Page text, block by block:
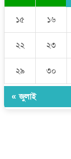
১৫ ১৬
২২ ২৩
২৯ ৩০
« জুলাই